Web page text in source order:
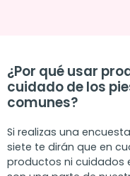
¿Por qué usar
cuidado de los
comunes?
Si realizas una
siete te dirán que en
productos ni cuidados